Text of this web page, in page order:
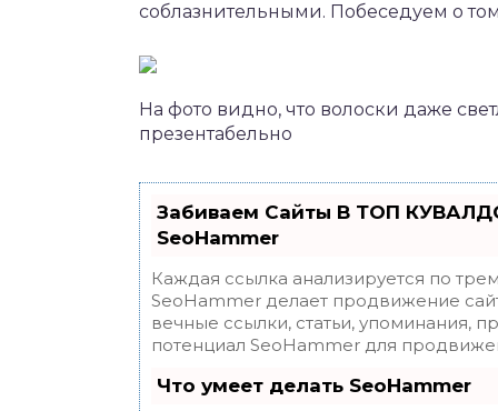
соблазнительными. Побеседуем о
На фото видно, что волоски даже
презентабельно
Забиваем Сайты В ТОП
SeoHammer
Каждая ссылка анализируется по
SeoHammer делает продвижение
вечные ссылки, статьи, упоминания,
потенциал SeoHammer для
Что умеет делать SeoHammer